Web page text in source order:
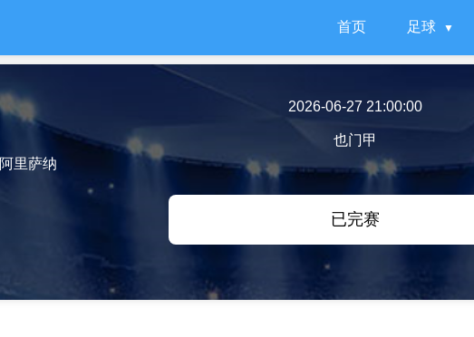
首页 足球
阿里萨纳
2026-06-27 21:00:00
也门甲
已完赛